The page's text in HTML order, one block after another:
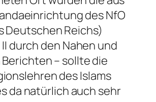
des NfO
Deutschen Reichs)
durch den Nahen und
– sollte die
des Islams
da natürlich auch sehr